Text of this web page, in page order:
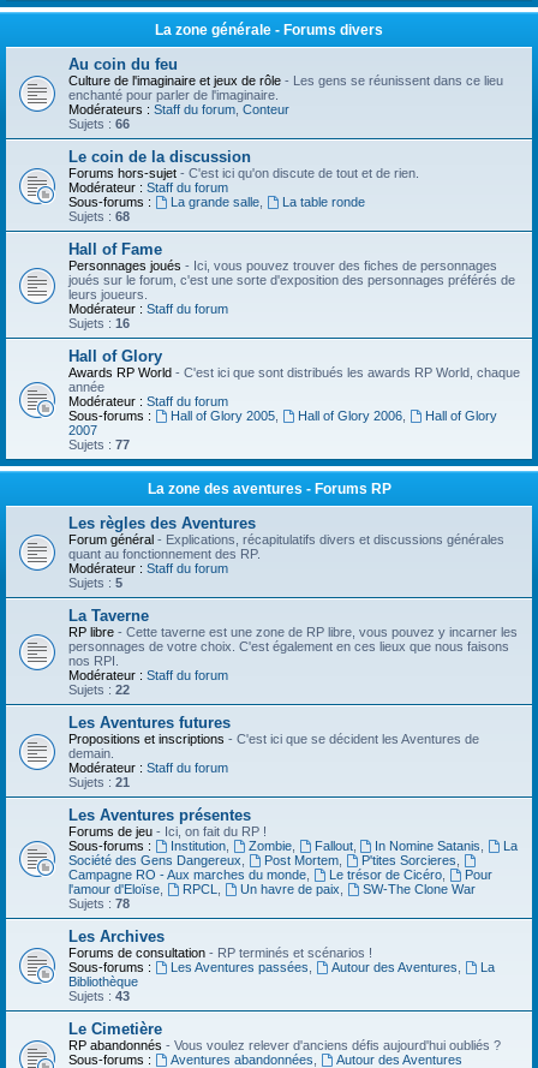
La zone générale - Forums divers
Au coin du feu
Culture de l'imaginaire et jeux de rôle - Les gens se réunissent dans ce lieu
enchanté pour parler de l'imaginaire.
Modérateurs : Staff du forum Conteur
Sujets : 66
Le coin de la discussion
Forums hors-sujet - C'est ici qu'on discute de tout et de rien.
Modérateur : Staff du forum
Sous-forums :
La grande salle,
La table ronde
Sujets : 68
Hall of Fame
Personnages joués - Ici, vous pouvez trouver des fiches de personnages
joués sur le forum, c'est une sorte d'exposition des personnages préférés de
leurs joueurs.
Modérateur : Staff du forum
Sujets : 16
Hall of Glory
Awards RP World - C'est ici que sont distribués les awards RP World, chaque
année
Modérateur : Staff du forum
Sous-forums :
Hall of Glory 2005, Hall of Glory 2006,
Hall of Glory
2007
Sujets : 77
La zone des aventures - Forums RP
Les règles des Aventures
Forum général - Explications, récapitulatifs divers et discussions générales
quant au fonctionnement des RP.
Modérateur : Staff du forum
Sujets : 5
La Taverne
RP libre - Cette taverne est une zone de RP libre, vous pouvez y incarner les
personnages de votre choix. C'est également en ces lieux que nous faisons
nos RPI.
Modérateur : Staff du forum
Sujets : 22
Les Aventures futures
Propositions et inscriptions - C'est ici que se décident les Aventures de
demain.
Modérateur : Staff du forum
Sujets : 21
Les Aventures présentes
Forums de jeu - Ici, on fait du RP !
Sous-forums :
Institution, Zombie, Fallout, In Nomine Satanis
La
Société des Gens Dangereux
Post Mortem, P'tites Sorcieres
Campagne RO - Aux marches du monde
Le trésor de Cicéro,
Pour
l'amour d'Eloïse
RPCL Un havre de paix
SW-The Clone War
Sujets : 78
Les Archives
Forums de consultation - RP terminés et scénarios !
Sous-forums :
Les Aventures passées Autour des Aventures
La
Bibliothèque
Sujets : 43
Le Cimetière
RP abandonnés - Vous voulez relever d'anciens défis aujourd'hui oubliés ?
Sous-forums :
Aventures abandonnées
Autour des Aventures